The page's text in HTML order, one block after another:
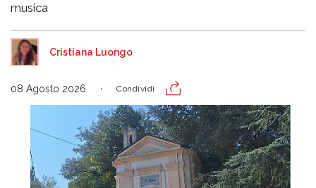
musica
Cristiana Luongo
08 Agosto 2026 Condividi